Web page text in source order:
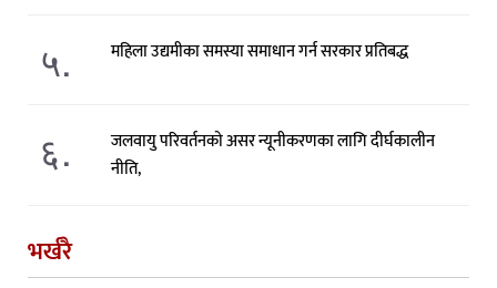
५. महिला उद्यमीका समस्या समाधान गर्न सरकार प्रतिबद्ध
६.
जलवायु परिवर्तनको असर न्यूनीकरणका लागि दीर्घकालीन
नीति,
भर्खरै